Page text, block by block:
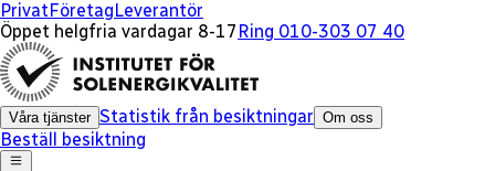
PrivatFöretagLeverantör
Öppet helgfria vardagar 8-17 Ring 010-303 07 40
Våra tjänster Statistik från besiktningar Om oss
Beställ besiktning